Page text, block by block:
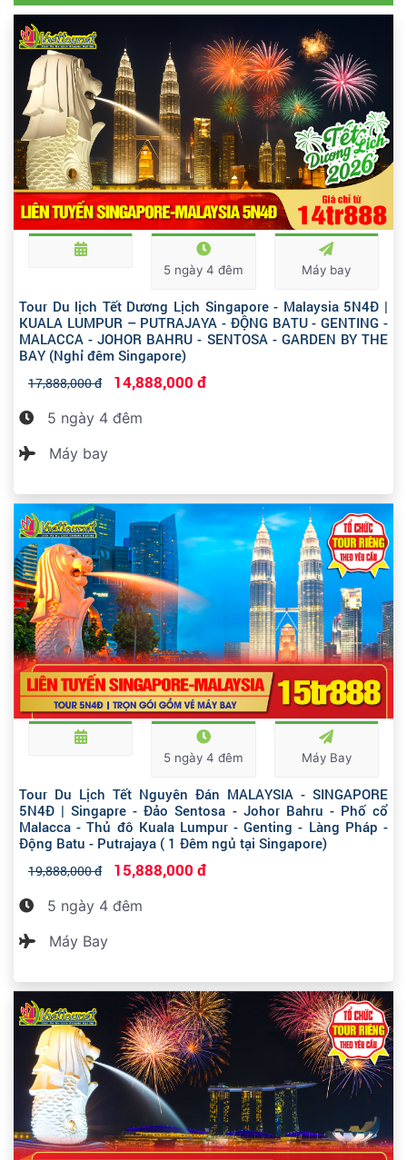
5 ngày 4 đêm Máy bay
Tour Du lịch Tết Dương Lịch Singapore - Malaysia 5N4Đ |
KUALA LUMPUR – PUTRAJAYA - ĐỘNG BATU - GENTING -
MALACCA - JOHOR BAHRU - SENTOSA - GARDEN BY THE
BAY (Nghỉ đêm Singapore)
17,888,000 đ 14,888,000 đ
5 ngày 4 đêm
Máy bay
5 ngày 4 đêm Máy Bay
Tour Du Lịch Tết Nguyên Đán MALAYSIA - SINGAPORE
5N4Đ | Singapre - Đảo Sentosa - Johor Bahru - Phố cổ
Malacca - Thủ đô Kuala Lumpur - Genting - Làng Pháp -
Động Batu - Putrajaya ( 1 Đêm ngủ tại Singapore)
19,888,000 đ 15,888,000 đ
5 ngày 4 đêm
Máy Bay